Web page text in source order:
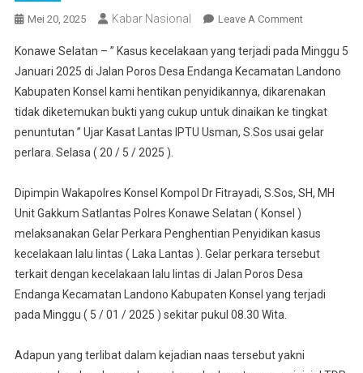
Mei 20, 2025 Kabar Nasional Leave A CommentOn
Diketemukan
Bukti
Yang
Cukup,
Satlantas
Hentikan
Lantas
Konawe Selatan – ” Kasus kecelakaan yang terjadi pada Minggu 5
Januari 2025 di Jalan Poros Desa Endanga Kecamatan Landono
Kabupaten Konsel kami hentikan penyidikannya, dikarenakan
tidak diketemukan bukti yang cukup untuk dinaikan ke tingkat
penuntutan ” Ujar Kasat Lantas IPTU Usman, S.Sos usai gelar
perlara. Selasa ( 20 / 5 / 2025 ).
Dipimpin Wakapolres Konsel Kompol Dr Fitrayadi, S.Sos, SH, MH
Unit Gakkum Satlantas Polres Konawe Selatan ( Konsel )
melaksanakan Gelar Perkara Penghentian Penyidikan kasus
kecelakaan lalu lintas ( Laka Lantas ). Gelar perkara tersebut
terkait dengan kecelakaan lalu lintas di Jalan Poros Desa
Endanga Kecamatan Landono Kabupaten Konsel yang terjadi
pada Minggu ( 5 / 01 / 2025 ) sekitar pukul 08.30 Wita.
Adapun yang terlibat dalam kejadian naas tersebut yakni